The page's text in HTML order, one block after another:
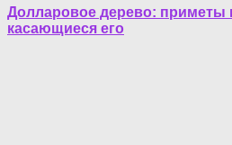
Долларовое дерево: приметы
касающиеся его